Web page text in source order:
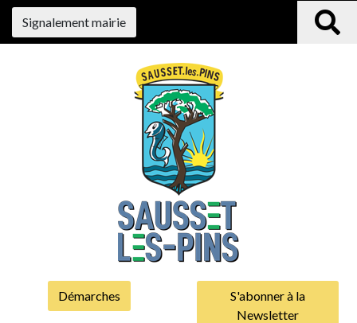
Signalement mairie
Démarches
S'abonner à la
Newsletter